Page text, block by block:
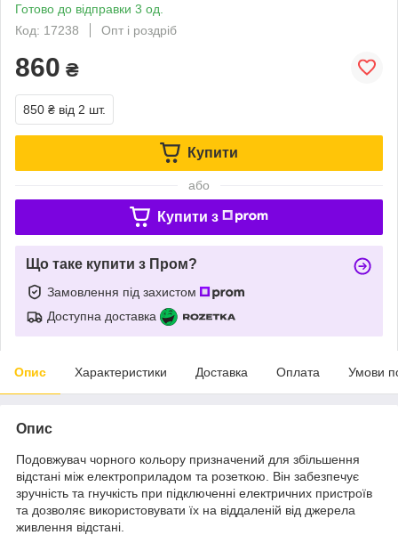
Готово до відправки 3 од.
Код: 17238
Опт і роздріб
860 ₴
850 ₴ від 2 шт.
Купити
або
Купити з
Що таке купити з Пром?
Замовлення під захистом
Доступна доставка
Опис Характеристики Доставка Оплата Умови
Опис
Подовжувач чорного кольору призначений для збільшення
відстані між електроприладом та розеткою. Він забезпечує
зручність та гнучкість при підключенні електричних пристроїв
та дозволяє використовувати їх на віддаленій від джерела
живлення відстані.